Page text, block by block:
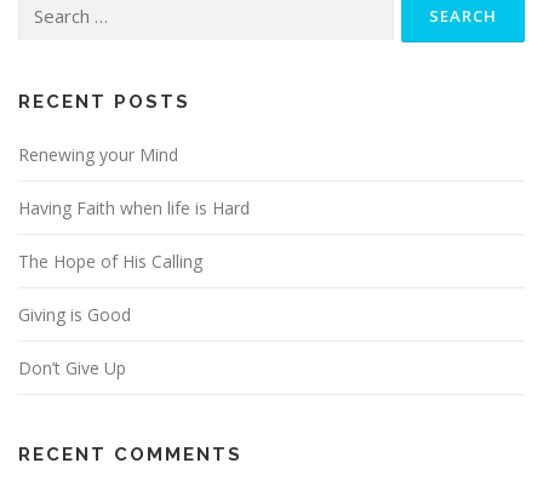
for:
RECENT POSTS
Renewing your Mind
Having Faith when life is Hard
The Hope of His Calling
Giving is Good
Don’t Give Up
RECENT COMMENTS